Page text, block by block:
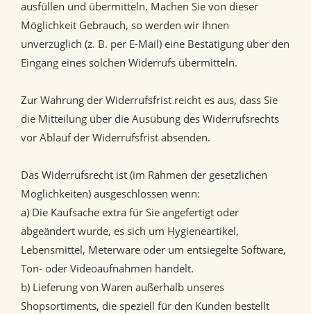
ausfüllen und übermitteln. Machen Sie von dieser
Möglichkeit Gebrauch, so werden wir Ihnen
unverzüglich (z. B. per E-Mail) eine Bestätigung über den
Eingang eines solchen Widerrufs übermitteln.
Zur Wahrung der Widerrufsfrist reicht es aus, dass Sie
die Mitteilung über die Ausübung des Widerrufsrechts
vor Ablauf der Widerrufsfrist absenden.
Das Widerrufsrecht ist (im Rahmen der gesetzlichen
Möglichkeiten) ausgeschlossen wenn:
a) Die Kaufsache extra für Sie angefertigt oder
abgeändert wurde, es sich um Hygieneartikel,
Lebensmittel, Meterware oder um entsiegelte Software,
Ton- oder Videoaufnahmen handelt.
b) Lieferung von Waren außerhalb unseres
Shopsortiments, die speziell für den Kunden bestellt